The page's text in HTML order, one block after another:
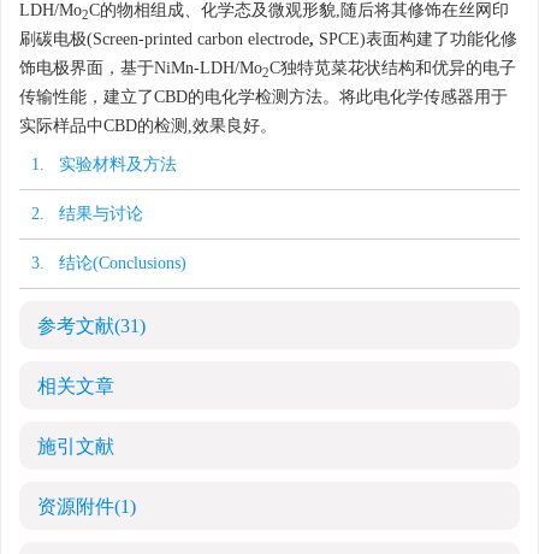
LDH/Mo2C的物相组成、化学态及微观形貌,随后将其修饰在丝网印
刷碳电极(Screen-printed carbon electrode, SPCE)表面构建了功能化修
饰电极界面，基于NiMn-LDH/Mo2C独特苋菜花状结构和优异的电子
传输性能，建立了CBD的电化学检测方法。将此电化学传感器用于
实际样品中CBD的检测,效果良好。
1. 实验材料及方法
2. 结果与讨论
3. 结论(Conclusions)
参考文献(31)
相关文章
施引文献
资源附件(1)